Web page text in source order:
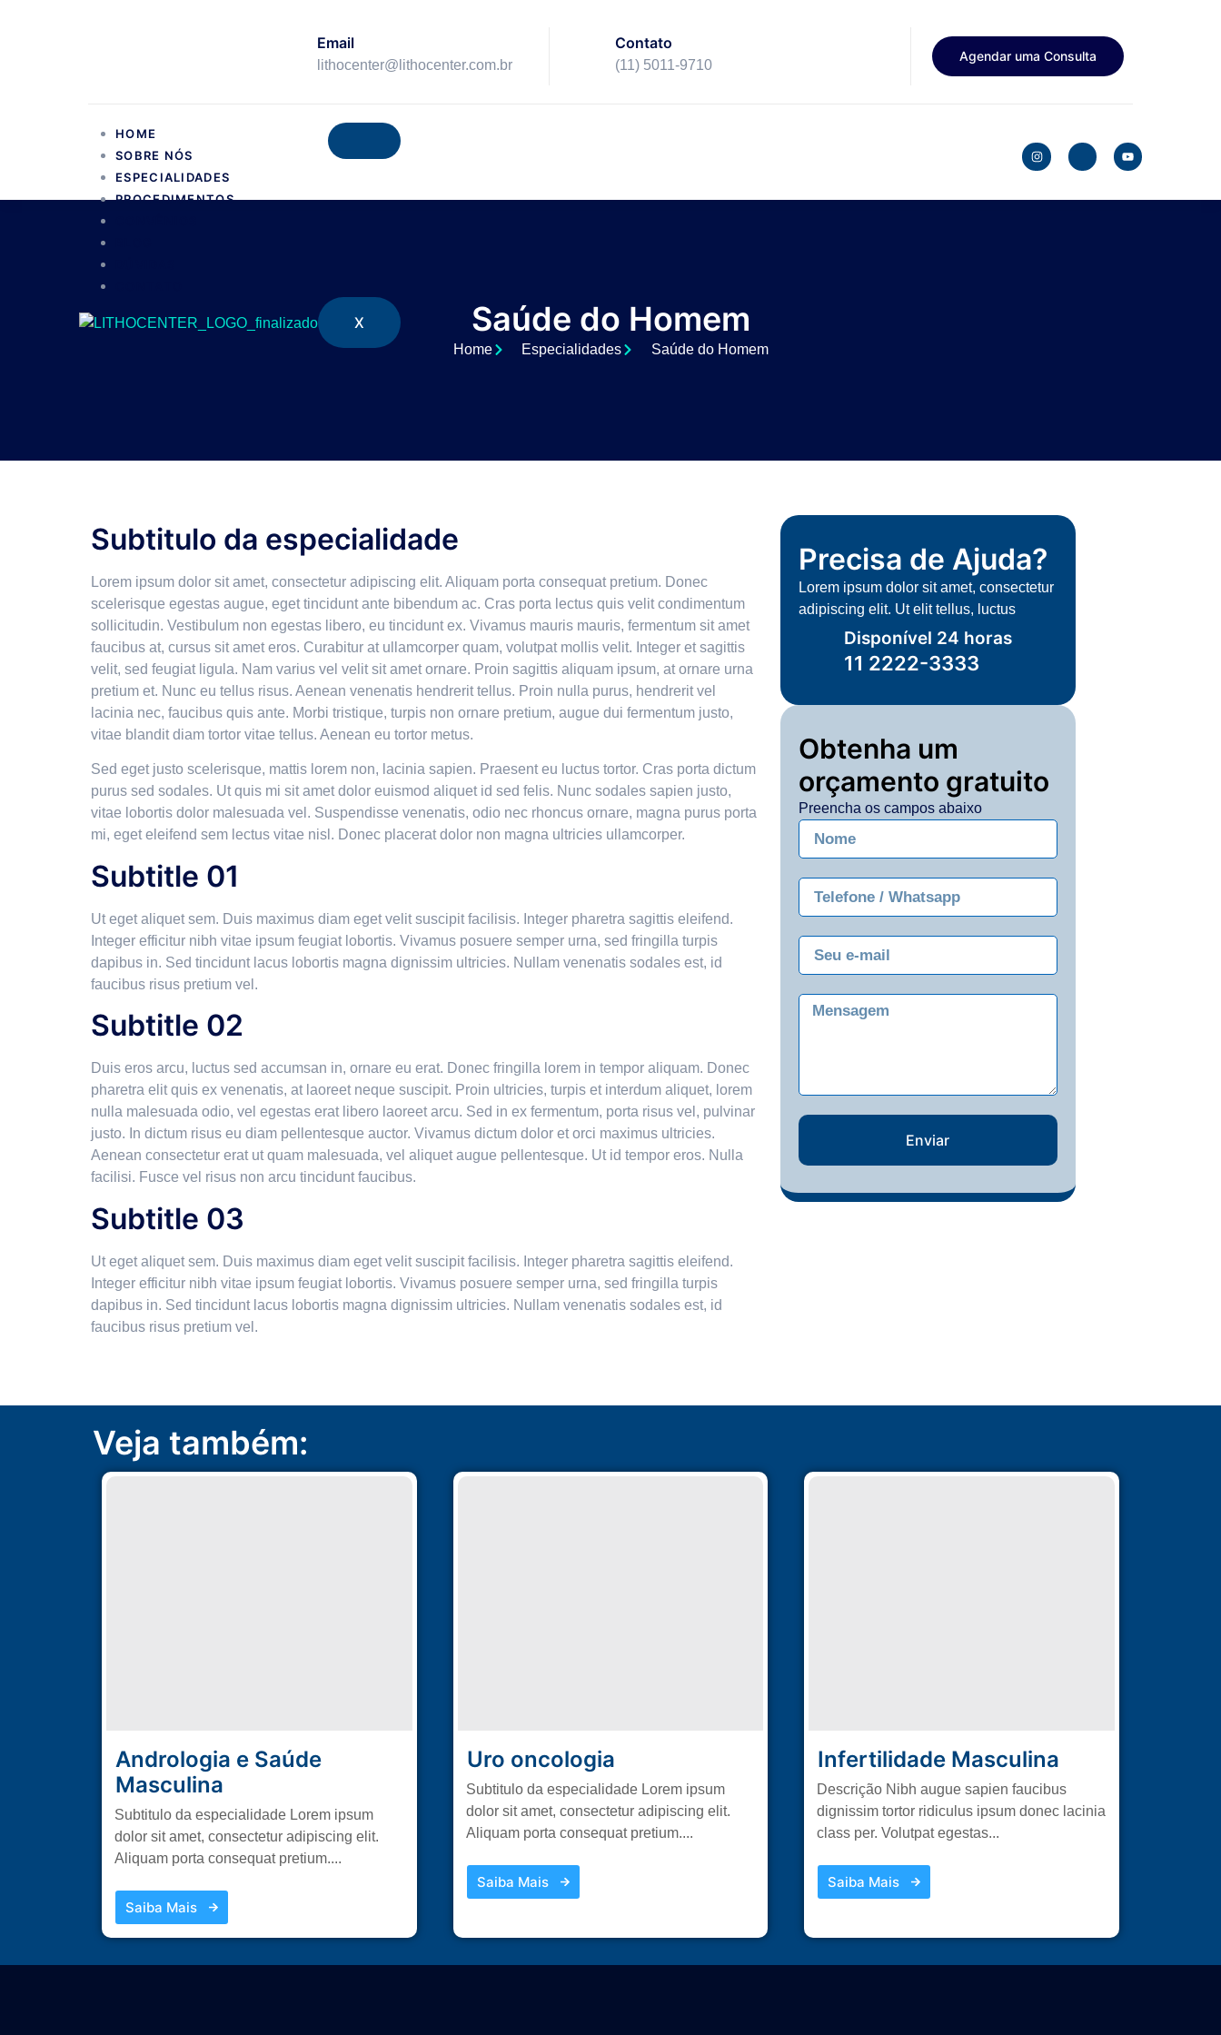
Email
lithocenter@lithocenter.com.br
Contato
(11) 5011-9710
Agendar uma Consulta
HOME
SOBRE NÓS
ESPECIALIDADES
PROCEDIMENTOS
X Saúde do Homem
Home Especialidades Saúde do Homem
Subtitulo da especialidade
Lorem ipsum dolor sit amet, consectetur adipiscing elit. Aliquam porta consequat pretium. Donec
scelerisque egestas augue, eget tincidunt ante bibendum ac. Cras porta lectus quis velit condimentum
sollicitudin. Vestibulum non egestas libero, eu tincidunt ex. Vivamus mauris mauris, fermentum sit amet
faucibus at, cursus sit amet eros. Curabitur at ullamcorper quam, volutpat mollis velit. Integer et sagittis
velit, sed feugiat ligula. Nam varius vel velit sit amet ornare. Proin sagittis aliquam ipsum, at ornare urna
pretium et. Nunc eu tellus risus. Aenean venenatis hendrerit tellus. Proin nulla purus, hendrerit vel
lacinia nec, faucibus quis ante. Morbi tristique, turpis non ornare pretium, augue dui fermentum justo,
vitae blandit diam tortor vitae tellus. Aenean eu tortor metus.
Sed eget justo scelerisque, mattis lorem non, lacinia sapien. Praesent eu luctus tortor. Cras porta dictum
purus sed sodales. Ut quis mi sit amet dolor euismod aliquet id sed felis. Nunc sodales sapien justo,
vitae lobortis dolor malesuada vel. Suspendisse venenatis, odio nec rhoncus ornare, magna purus porta
mi, eget eleifend sem lectus vitae nisl. Donec placerat dolor non magna ultricies ullamcorper.
Subtitle 01
Ut eget aliquet sem. Duis maximus diam eget velit suscipit facilisis. Integer pharetra sagittis eleifend.
Integer efficitur nibh vitae ipsum feugiat lobortis. Vivamus posuere semper urna, sed fringilla turpis
dapibus in. Sed tincidunt lacus lobortis magna dignissim ultricies. Nullam venenatis sodales est, id
faucibus risus pretium vel.
Subtitle 02
Duis eros arcu, luctus sed accumsan in, ornare eu erat. Donec fringilla lorem in tempor aliquam. Donec
pharetra elit quis ex venenatis, at laoreet neque suscipit. Proin ultricies, turpis et interdum aliquet, lorem
nulla malesuada odio, vel egestas erat libero laoreet arcu. Sed in ex fermentum, porta risus vel, pulvinar
justo. In dictum risus eu diam pellentesque auctor. Vivamus dictum dolor et orci maximus ultricies.
Aenean consectetur erat ut quam malesuada, vel aliquet augue pellentesque. Ut id tempor eros. Nulla
facilisi. Fusce vel risus non arcu tincidunt faucibus.
Subtitle 03
Ut eget aliquet sem. Duis maximus diam eget velit suscipit facilisis. Integer pharetra sagittis eleifend.
Integer efficitur nibh vitae ipsum feugiat lobortis. Vivamus posuere semper urna, sed fringilla turpis
dapibus in. Sed tincidunt lacus lobortis magna dignissim ultricies. Nullam venenatis sodales est, id
faucibus risus pretium vel.
Precisa de Ajuda?
Lorem ipsum dolor sit amet, consectetur
adipiscing elit. Ut elit tellus, luctus
Disponível 24 horas
11 2222-3333
Obtenha um
orçamento gratuito
Preencha os campos abaixo
Enviar
Veja também:
Andrologia e Saúde
Masculina
Subtitulo da especialidade Lorem ipsum
dolor sit amet, consectetur adipiscing elit.
Aliquam porta consequat pretium....
Saiba Mais
Uro oncologia
Subtitulo da especialidade Lorem ipsum
dolor sit amet, consectetur adipiscing elit.
Aliquam porta consequat pretium....
Saiba Mais
Infertilidade Masculina
Descrição Nibh augue sapien faucibus
dignissim tortor ridiculus ipsum donec lacinia
class per. Volutpat egestas...
Saiba Mais